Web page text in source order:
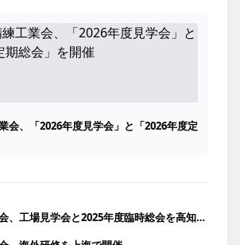
会、「2026年度見学会」と「2026年度定
日本ゴム精練工業会、工場見学会と2025年度臨時総会を高知で開催